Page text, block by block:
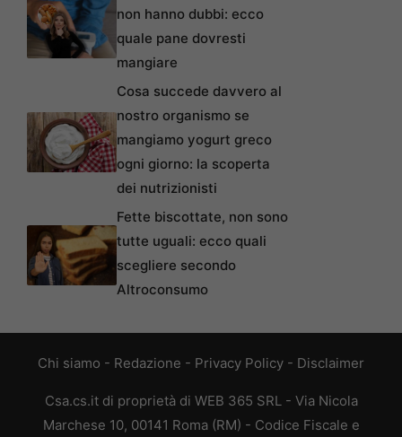
non hanno dubbi: ecco
quale pane dovresti
mangiare
Cosa succede davvero al
nostro organismo se
mangiamo yogurt greco
ogni giorno: la scoperta
dei nutrizionisti
Fette biscottate, non sono
tutte uguali: ecco quali
scegliere secondo
Altroconsumo
Chi siamo - Redazione - Privacy Policy - Disclaimer
Csa.cs.it di proprietà di WEB 365 SRL - Via Nicola
Marchese 10, 00141 Roma (RM) - Codice Fiscale e